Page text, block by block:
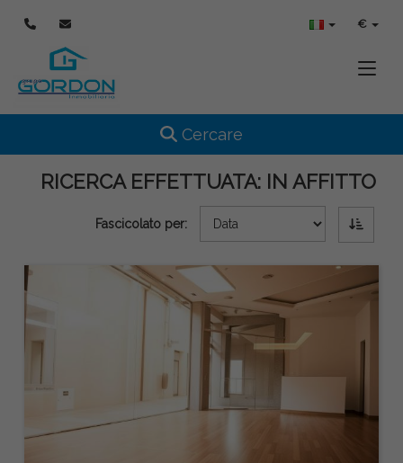
€
Toggle navigation
Cercare
RICERCA EFFETTUATA: IN AFFITTO
Fascicolato per: